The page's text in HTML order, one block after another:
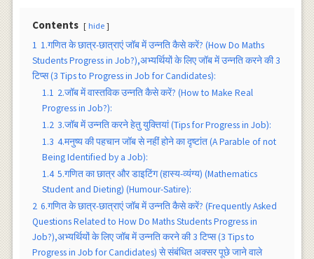
Contents hide
1 1.गणित के छात्र-छात्राएं जॉब में उन्नति कैसे करें? (How Do Maths
Students Progress in Job?),अभ्यर्थियों के लिए जाॅब में उन्नति करने की 3
टिप्स (3 Tips to Progress in Job for Candidates):
1.1 2.जाॅब में वास्तविक उन्नति कैसे करें? (How to Make Real
Progress in Job?):
1.2 3.जॉब में उन्नति करने हेतु युक्तियां (Tips for Progress in Job):
1.3 4.मनुष्य की पहचान जाॅब से नहीं होने का दृष्टांत (A Parable of not
Being Identified by a Job):
1.4 5.गणित का छात्र और डाइटिंग (हास्य-व्यंग्य) (Mathematics
Student and Dieting) (Humour-Satire):
2 6.गणित के छात्र-छात्राएं जॉब में उन्नति कैसे करें? (Frequently Asked
Questions Related to How Do Maths Students Progress in
Job?),अभ्यर्थियों के लिए जाॅब में उन्नति करने की 3 टिप्स (3 Tips to
Progress in Job for Candidates) से संबंधित अक्सर पूछे जाने वाले